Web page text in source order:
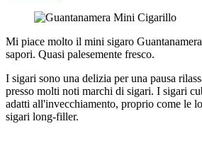
Mi piace molto il mini sigaro
sapori. Quasi palesemente fresco.
I sigari sono una delizia per una pausa
presso molti noti marchi di sigari. I sigari
adatti all'invecchiamento, proprio come le
sigari long-filler.